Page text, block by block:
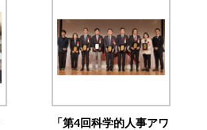
「第4回科学的人事アワ